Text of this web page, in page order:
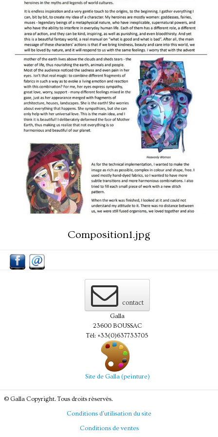
Composition1.jpg
contact
Galla
23600 BOUSSAC
Tél: +33(0)637733705
Site de Galla (peinture)
© Galla Copyright. Tous droits réservés.
Conditions d'utilisation du site
Conditions de ventes